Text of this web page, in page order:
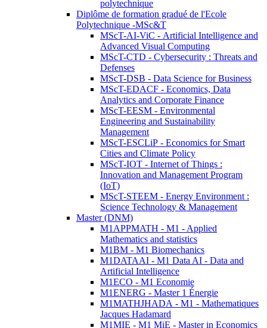
polytechnique
Diplôme de formation gradué de l'Ecole
Polytechnique -MSc&T
MScT-AI-ViC - Artificial Intelligence and
Advanced Visual Computing
MScT-CTD - Cybersecurity : Threats and
Defenses
MScT-DSB - Data Science for Business
MScT-EDACF - Economics, Data
Analytics and Corporate Finance
MScT-EESM - Environmental
Engineering and Sustainability
Management
MScT-ESCLiP - Economics for Smart
Cities and Climate Policy
MScT-IOT - Internet of Things :
Innovation and Management Program
(IoT)
MScT-STEEM - Energy Environment :
Science Technology & Management
Master (DNM)
M1APPMATH - M1 - Applied
Mathematics and statistics
M1BM - M1 Biomechanics
M1DATAAI - M1 Data AI - Data and
Artificial Intelligence
M1ECO - M1 Economie
M1ENERG - Master 1 Énergie
M1MATHJHADA - M1 - Mathematiques
Jacques Hadamard
M1MIE - M1 MiE - Master in Economics